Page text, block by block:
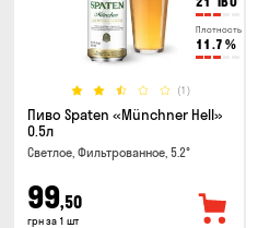
Плотность
11.7 %
(1)
Пиво Spaten «Münchner Hell»
0.5л
Светлое, Фильтрованное, 5.2°
99,50
грн за 1 шт